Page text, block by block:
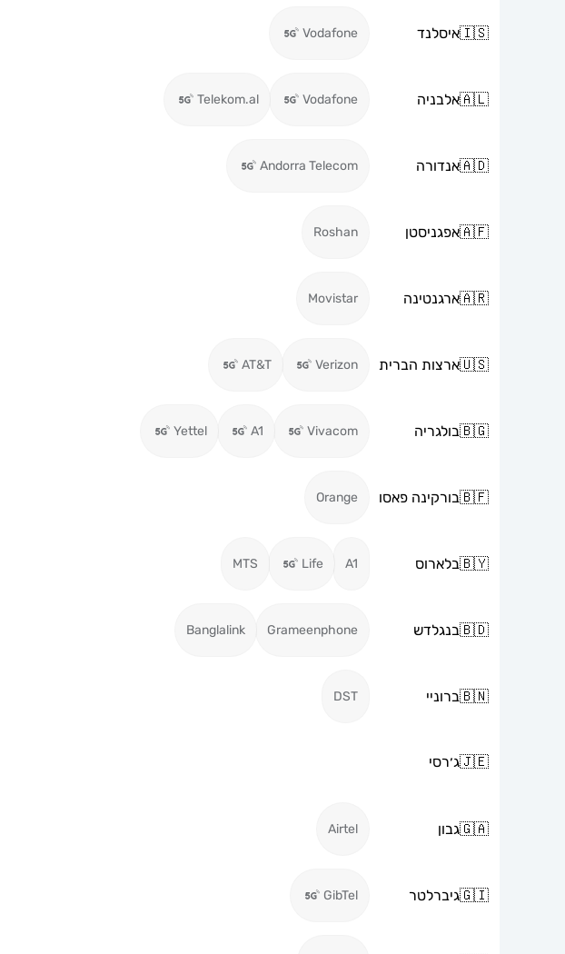
🇮🇸איסלנד Vodafone
🇦🇱אלבניה Vodafone
Telekom.al
🇦🇩אנדורה Andorra Telecom
🇦🇫אפגניסטן Roshan
🇦🇷ארגנטינה Movistar
🇺🇸ארצות הברית Verizon
AT&T
🇧🇬בולגריה Vivacom
A1
Yettel
🇧🇫בורקינה פאסו Orange
🇧🇾בלארוס A1
Life
MTS
🇧🇩בנגלדש Grameenphone
Banglalink
🇧🇳ברוניי DST
🇯🇪ג׳רסי
🇬🇦גבון Airtel
🇬🇮גיברלטר GibTel